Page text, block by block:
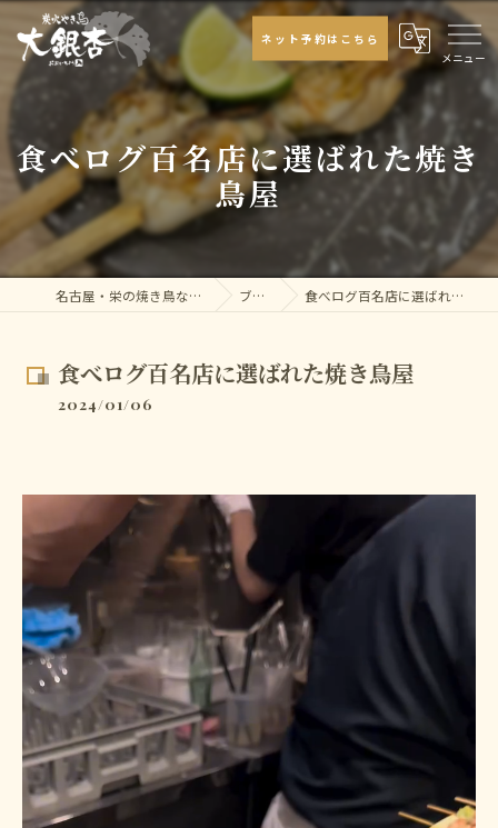
ネット予約はこちら
食べログ百名店に選ばれた焼き
鳥屋
名古屋・栄の焼き鳥なら大銀杏 ブログ 食べログ百名店に選ばれた焼き鳥屋
食べログ百名店に選ばれた焼き鳥屋
2024/01/06